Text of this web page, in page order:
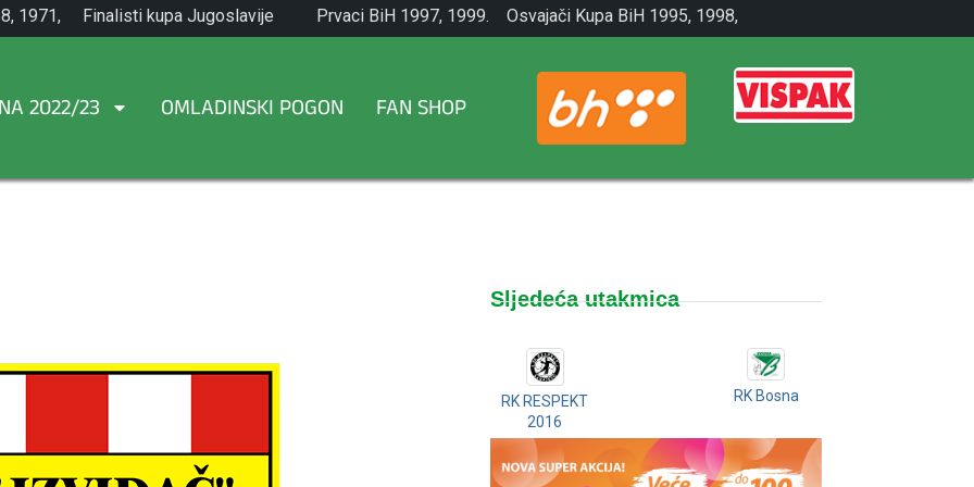
1971,
Finalisti kupa Jugoslavije
1965.
Prvaci BiH 1997, 1999.
Osvajači Kupa BiH 1995, 1998,
2001.
2022/23 OMLADINSKI POGON FAN SHOP
Sljedeća utakmica
RK RESPEKT
2016
RK Bosna